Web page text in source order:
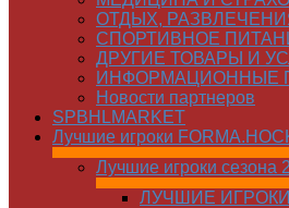
ОТДЫХ,
СПОРТИВНОЕ
ДРУГИЕ ТОВАРЫ И
ИНФОРМАЦИОННЫЕ
Новости партнеров
SPBHLMARKET
Лучшие игроки
Лучшие игроки сезона
ЛУЧШИЕ ИГРОКИ